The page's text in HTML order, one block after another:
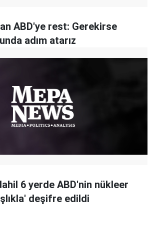
ABD'ye rest: Gerekirse
adım atarız
6 yerde ABD'nin nükleer
deşifre edildi